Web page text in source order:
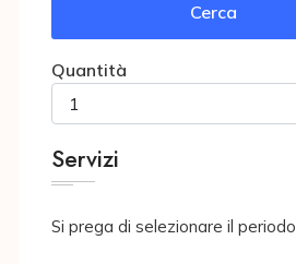
Cerca
Quantità
Servizi
Si prega di selezionare il periodo